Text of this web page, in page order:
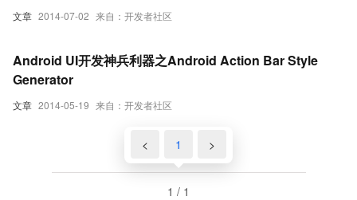
文章 2014-07-02 来自：开发者社区
文章 2014-05-19 来自：开发者社区
Android UI开发神兵利器之Android Action Bar Style
Generator
< 1 >
1 / 1